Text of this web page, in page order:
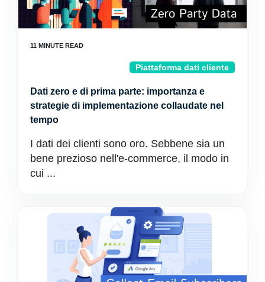
Piattaforma dati cliente
Dati zero e di prima parte: importanza e
strategie di implementazione collaudate nel
tempo
I dati dei clienti sono oro. Sebbene sia un
bene prezioso nell'e-commerce, il modo in
cui ...